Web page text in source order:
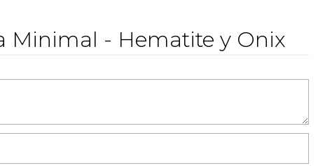
Minimal - Hematite y Onix